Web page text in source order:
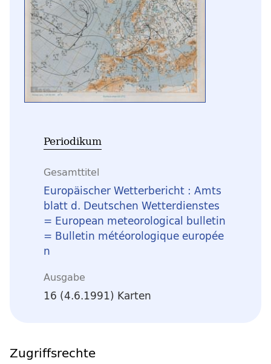
Periodikum
Gesamttitel
Europäischer Wetterbericht : Amts
blatt d. Deutschen Wetterdienstes
= European meteorological bulletin
= Bulletin météorologique europée
n
Ausgabe
16 (4.6.1991) Karten
Zugriffsrechte